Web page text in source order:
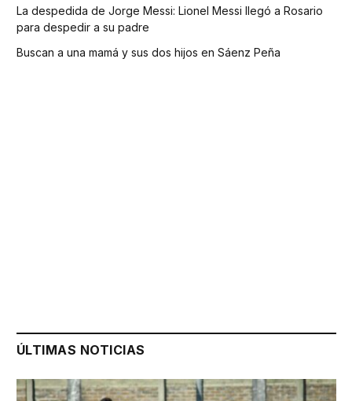
La despedida de Jorge Messi: Lionel Messi llegó a Rosario
para despedir a su padre
Buscan a una mamá y sus dos hijos en Sáenz Peña
ÚLTIMAS NOTICIAS